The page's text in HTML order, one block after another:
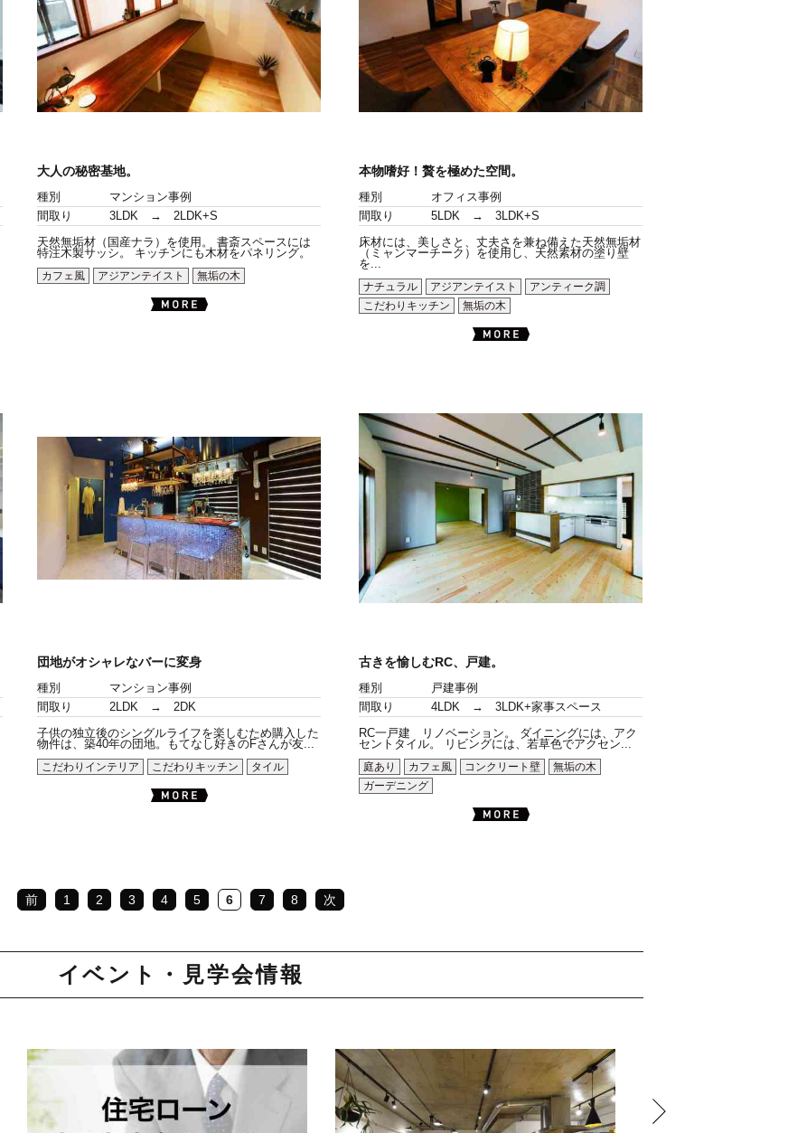
大人の秘密基地。
種別
マンション事例
間取り
3LDK → 2LDK+S
天然無垢材（国産ナラ）を使用。 書斎スペースには
特注木製サッシ。 キッチンにも木材をパネリング。
カフェ風
アジアンテイスト 無垢の木
本物嗜好！贅を極めた空間。
種別
オフィス事例
間取り
5LDK → 3LDK+S
床材には、美しさと、丈夫さを兼ね備えた天然無垢材
（ミャンマーチーク）を使用し、天然素材の塗り壁
を...
ナチュラル
アジアンテイスト
アンティーク調
こだわりキッチン
無垢の木
団地がオシャレなバーに変身
種別
マンション事例
間取り
2LDK → 2DK
子供の独立後のシングルライフを楽しむため購入した
物件は、築40年の団地。もてなし好きのFさんが友...
こだわりインテリア
こだわりキッチン タイル
古きを愉しむRC、戸建。
種別
戸建事例
間取り
4LDK → 3LDK+家事スペース
RC一戸建 リノベーション。 ダイニングには、アク
セントタイル。 リビングには、若草色でアクセン...
庭あり
カフェ風 コンクリート壁
無垢の木
ガーデニング
前 1 2 3 4 5 6 7 8 次
イベント・見学会情報